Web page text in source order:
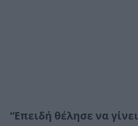
“Επειδή θέλησε να